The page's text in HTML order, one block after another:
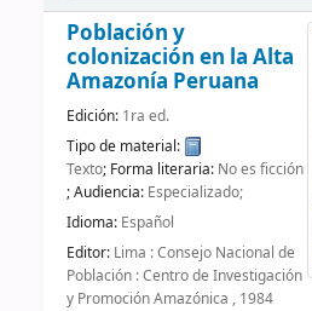
Población y
colonización en la Alta
Amazonía Peruana
Edición: 1ra ed.
Tipo de material:
Texto; Forma literaria: No es ficción
; Audiencia: Especializado;
Idioma: Español
Editor: Lima : Consejo Nacional de
Población : Centro de Investigación
y Promoción Amazónica , 1984